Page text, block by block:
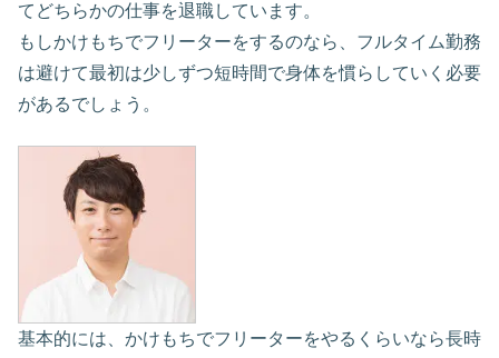
てどちらかの仕事を退職しています。
もしかけもちでフリーターをするのなら、フルタイム勤務
は避けて最初は少しずつ短時間で身体を慣らしていく必要
があるでしょう。
基本的には、かけもちでフリーターをやるくらいなら長時